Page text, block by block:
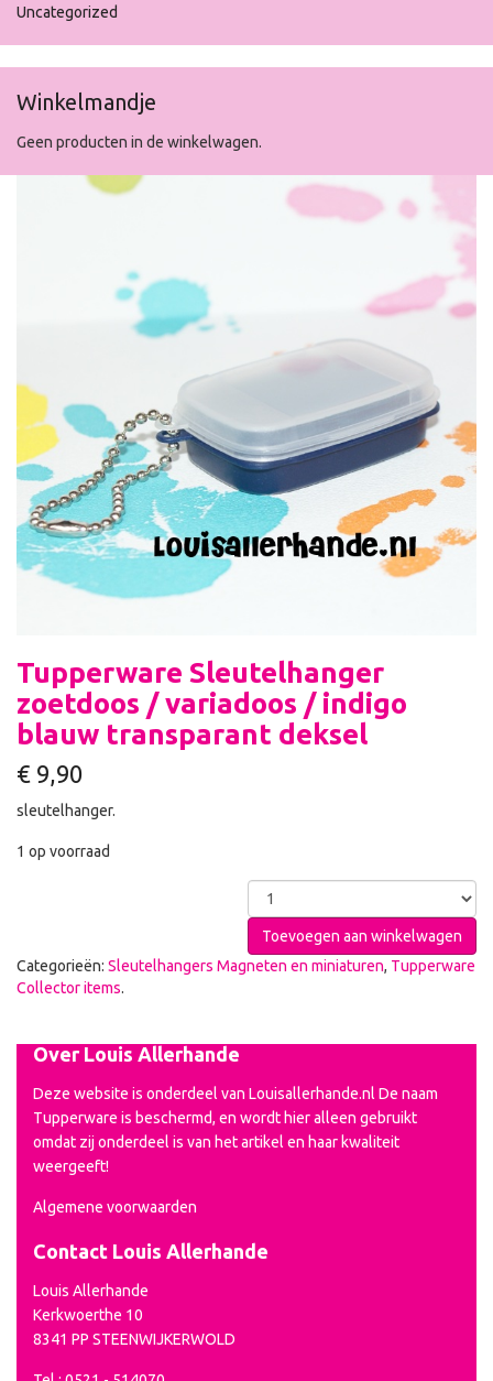
Uncategorized
Winkelmandje
Geen producten in de winkelwagen.
Tupperware Sleutelhanger
zoetdoos / variadoos / indigo
blauw transparant deksel
€ 9,90
sleutelhanger.
1 op voorraad
Toevoegen aan winkelwagen
Categorieën: Sleutelhangers Magneten en miniaturen, Tupperware
Collector items.
Over Louis Allerhande
Deze website is onderdeel van Louisallerhande.nl De naam
Tupperware is beschermd, en wordt hier alleen gebruikt
omdat zij onderdeel is van het artikel en haar kwaliteit
weergeeft!
Algemene voorwaarden
Contact Louis Allerhande
Louis Allerhande
Kerkwoerthe 10
8341 PP STEENWIJKERWOLD